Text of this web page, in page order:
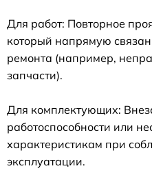
Для работ: Повторное
который напрямую
ремонта (например,
запчасти).
Для комплектующих:
работоспособности или
характеристикам при
эксплуатации.